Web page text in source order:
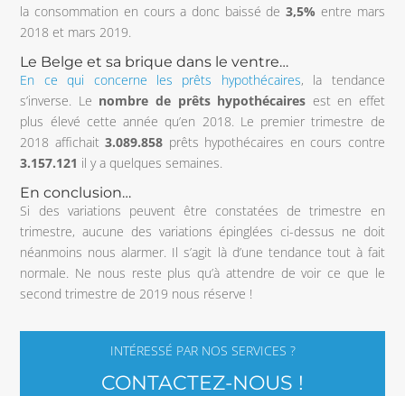
la consommation en cours a donc baissé de3,5% entre mars
2018 et mars 2019.
Le Belge et sa brique dans le ventre…
En ce qui concerne les prêts hypothécaires, la tendance
s’inverse. Le nombre de prêts hypothécaires est en effet
plus élevé cette année qu’en 2018. Le premier trimestre de
2018 affichait3.089.858 prêts hypothécaires en cours contre
3.157.121 il y a quelques semaines.
En conclusion…
Si des variations peuvent être constatées de trimestre en
trimestre, aucune des variations épinglées ci-dessus ne doit
néanmoins nous alarmer. Il s’agit là d’une tendance tout à fait
normale. Ne nous reste plus qu’à attendre de voir ce que le
second trimestre de 2019 nous réserve !
INTÉRESSÉ PAR NOS SERVICES ?
CONTACTEZ-NOUS !